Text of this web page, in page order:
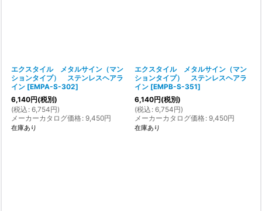
エクスタイル メタルサイン（マン
ションタイプ） ステンレスヘアラ
イン [EMPA-S-302]
6,140円(税別)
(税込 : 6,754円)
メーカーカタログ価格: 9,450円
在庫あり
エクスタイル メタルサイン（マン
ションタイプ） ステンレスヘアラ
イン [EMPB-S-351]
6,140円(税別)
(税込 : 6,754円)
メーカーカタログ価格: 9,450円
在庫あり